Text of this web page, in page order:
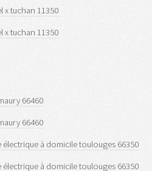
x tuchan 11350
x tuchan 11350
66460
66460
à domicile toulouges 66350
à domicile toulouges 66350